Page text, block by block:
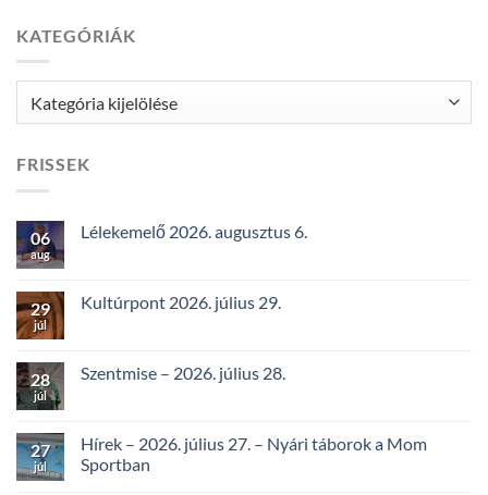
KATEGÓRIÁK
FRISSEK
06
aug
Lélekemelő 2026. augusztus 6.
29
júl
Kultúrpont 2026. július 29.
28
júl
Szentmise – 2026. július 28.
27
júl
Hírek – 2026. július 27. – Nyári táborok a Mom
Sportban